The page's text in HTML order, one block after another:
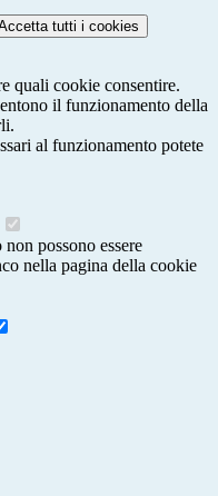
tutti i cookies
quali cookie consentire.
il funzionamento della
al funzionamento potete
possono essere
nella pagina della cookie